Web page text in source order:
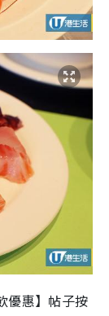
優惠】帖子按